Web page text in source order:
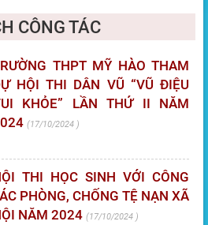
CÔNG TÁC
THPT MỸ HÀO THAM
HỘI THI DÂN VŨ “VŨ ĐIỆU
KHỎE” LẦN THỨ II NĂM
17/10/2024
THI HỌC SINH VỚI CÔNG
PHÒNG, CHỐNG TỆ NẠN XÃ
NĂM 2024
17/10/2024